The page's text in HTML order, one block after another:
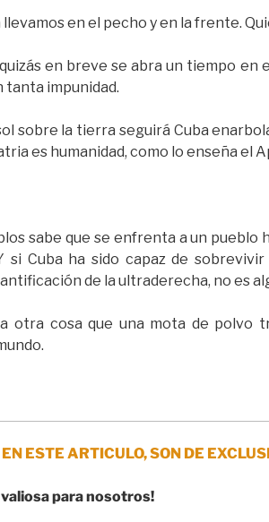
llevamos en el pecho y en la frente.
en breve se abra un tiempo
tanta impunidad.
sobre la tierra seguirá Cuba
es humanidad, como lo enseña el
sabe que se enfrenta a un
si Cuba ha sido capaz de
de la ultraderecha, no es
otra cosa que una mota de polvo
ESTE ARTICULO, SON DE
valiosa para nosotros!